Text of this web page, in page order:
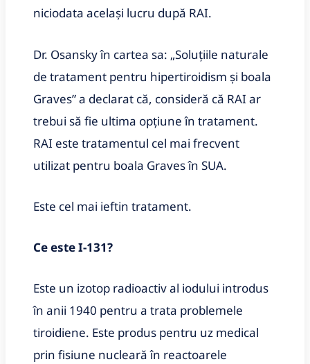
niciodata același lucru după RAI.
Dr. Osansky în cartea sa: „Soluțiile naturale
de tratament pentru hipertiroidism și boala
Graves” a declarat că, consideră că RAI ar
trebui să fie ultima opțiune în tratament.
RAI este tratamentul cel mai frecvent
utilizat pentru boala Graves în SUA.
Este cel mai ieftin tratament.
Ce este I-131?
Este un izotop radioactiv al iodului introdus
în anii 1940 pentru a trata problemele
tiroidiene. Este produs pentru uz medical
prin fisiune nucleară în reactoarele